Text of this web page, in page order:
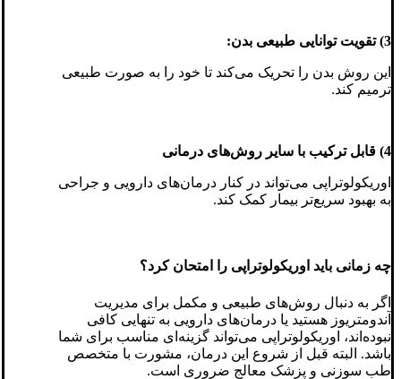
3) تقویت توانایی طبیعی بدن:
این روش بدن را تحریک می‌کند تا خود را به صورت طبیعی
ترمیم کند.
4) قابل ترکیب با سایر روش‌های درمانی
اوریکولوتراپی می‌تواند در کنار درمان‌های دارویی و جراحی
به بهبود سریع‌تر بیمار کمک کند.
چه زمانی باید اوریکولوتراپی را امتحان کرد؟
اگر به دنبال روش‌های طبیعی و مکمل برای مدیریت
آندومتریوز هستید یا درمان‌های دارویی به تنهایی کافی
نبوده‌اند، اوریکولوتراپی می‌تواند گزینه‌ای مناسب برای شما
باشد. البته قبل از شروع این درمان، مشورت با متخصص
طب سوزنی و پزشک معالج ضروری است.